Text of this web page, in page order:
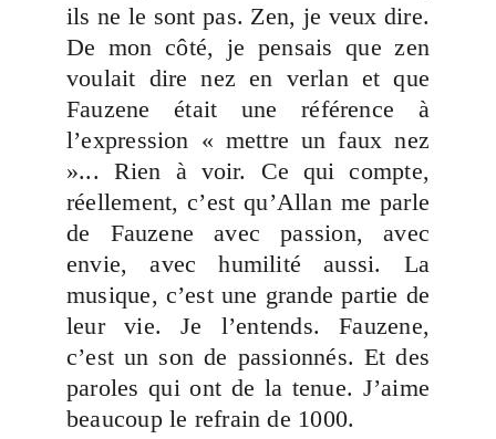
ils ne le sont pas. Zen, je veux dire.
De mon côté, je pensais que zen
voulait dire nez en verlan et que
Fauzene était une référence à
l’expression « mettre un faux nez
»... Rien à voir. Ce qui compte,
réellement, c’est qu’Allan me parle
de Fauzene avec passion, avec
envie, avec humilité aussi. La
musique, c’est une grande partie de
leur vie. Je l’entends. Fauzene,
c’est un son de passionnés. Et des
paroles qui ont de la tenue. J’aime
beaucoup le refrain de 1000.